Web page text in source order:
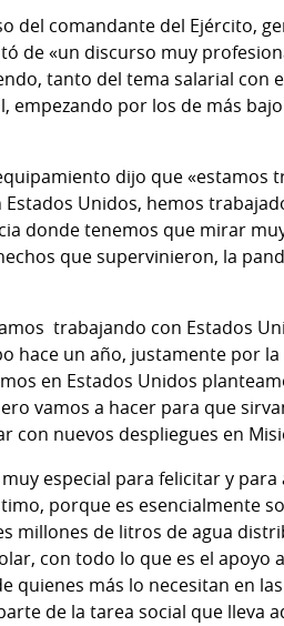
del comandante del Ejército,
de «un discurso muy
tanto del tema salarial
empezando por los de más
dijo que «estamos
Unidos, hemos
donde tenemos que mirar
que supervinieron, la
trabajando con Estados
hace un año, justamente por
en Estados Unidos
vamos a hacer para que
con nuevos despliegues en
especial para felicitar y
porque es esencialmente
millones de litros de agua
con todo lo que es el apoyo
quienes más lo necesitan en
de la tarea social que lleva